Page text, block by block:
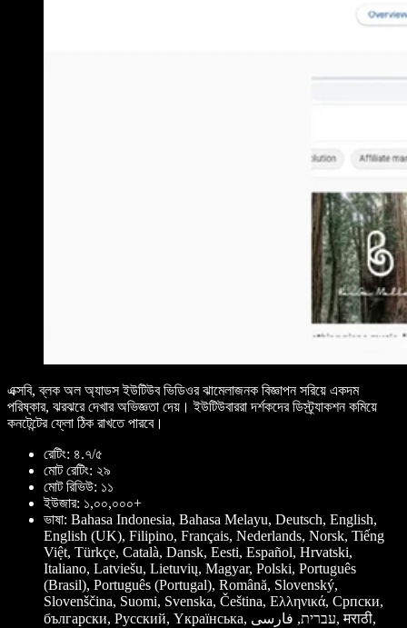
এক্সবি, ব্লক অল অ্যাডস ইউটিউব ভিডিওর ঝামেলাজনক বিজ্ঞাপন সরিয়ে একদম
পরিষ্কার, ঝরঝরে দেখার অভিজ্ঞতা দেয়। ইউটিউবাররা দর্শকদের ডিস্ট্র্যাকশন কমিয়ে
কনটেন্টের ফ্লো ঠিক রাখতে পারবে।
রেটিং: ৪.৭/৫
মোট রেটিং: ২৯
মোট রিভিউ: ১১
ইউজার: ১,০০,০০০+
ভাষা: Bahasa Indonesia, Bahasa Melayu, Deutsch, English,
English (UK), Filipino, Français, Nederlands, Norsk, Tiếng
Việt, Türkçe, Català, Dansk, Eesti, Español, Hrvatski,
Italiano, Latviešu, Lietuvių, Magyar, Polski, Português
(Brasil), Português (Portugal), Română, Slovenský,
Slovenščina, Suomi, Svenska, Čeština, Ελληνικά, Српски,
български, Pусский, Yкраїнська, עברית, فارسی, मराठी,